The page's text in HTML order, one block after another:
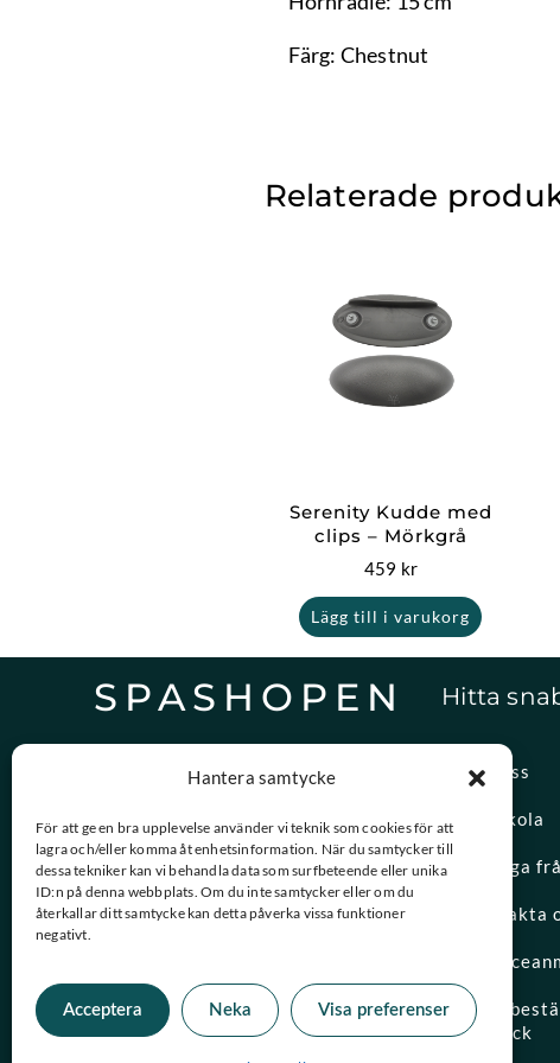
Hantera samtycke
För att ge en bra upplevelse använder vi teknik som cookies för att
lagra och/eller komma åt enhetsinformation. När du samtycker till
dessa tekniker kan vi behandla data som surfbeteende eller unika
ID:n på denna webbplats. Om du inte samtycker eller om du
återkallar ditt samtycke kan detta påverka vissa funktioner
negativt.
Acceptera Neka Visa preferenser
Färg: Chestnut
Relaterade
Serenity Kudde med
clips – Mörkgrå
459 kr
Lägg till i varukorg
SPASHOPEN
reservdelar och vattenvård.
08-756 20 00
Vardagar 09:00 – 15:00
Hitta
Om oss
Spaskola
Vanliga
Kontakta
spalock